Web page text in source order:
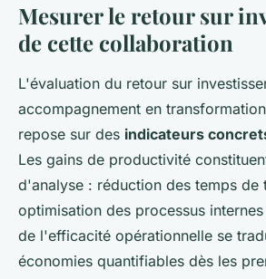
Mesurer le retour sur
de cette collaboration
L'évaluation du retour sur
accompagnement en
repose sur des indicateurs
Les gains de productivité
d'analyse : réduction des temps de
optimisation des processus
de l'efficacité opérationnelle se
économies quantifiables dès les